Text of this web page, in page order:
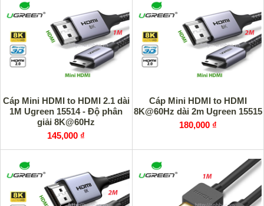
Cáp Mini HDMI to HDMI 2.1 dài
1M Ugreen 15514 - Độ phân
giải 8K@60Hz
145,000 ₫
Cáp Mini HDMI to HDMI
8K@60Hz dài 2m Ugreen 15515
180,000 ₫